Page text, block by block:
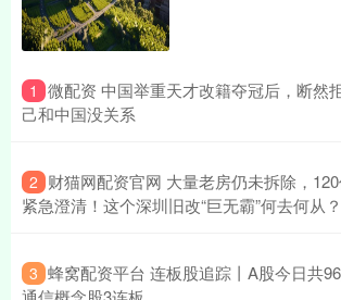
1 微配资 中国举重天才改籍夺冠后，断然
己和中国没关系
2 财猫网配资官网 大量老房仍未拆除，120
紧急澄清！这个深圳旧改“巨无霸”何去何从？
3 蜂窝配资平台 连板股追踪丨A股今日共